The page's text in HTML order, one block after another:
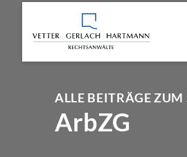
ALLE BEITRÄGE
ArbZG